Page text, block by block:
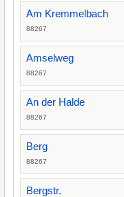
Am Kremmelbach
88267
Amselweg
88267
An der Halde
88267
Berg
88267
Bergstr.